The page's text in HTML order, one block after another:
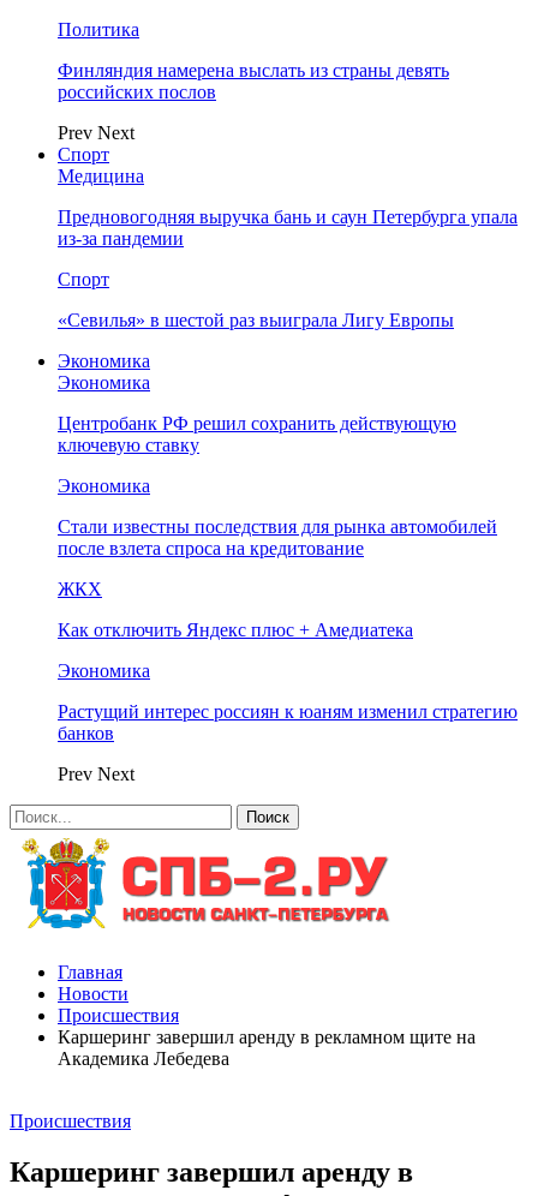
Политика
Финляндия намерена выслать из страны девять
российских послов
Prev Next
Спорт
Медицина
Предновогодняя выручка бань и саун Петербурга упала
из-за пандемии
Спорт
«Севилья» в шестой раз выиграла Лигу Европы
Экономика
Экономика
Центробанк РФ решил сохранить действующую
ключевую ставку
Экономика
Стали известны последствия для рынка автомобилей
после взлета спроса на кредитование
ЖКХ
Как отключить Яндекс плюс + Амедиатека
Экономика
Растущий интерес россиян к юаням изменил стратегию
банков
Prev Next
Главная
Новости
Происшествия
Каршеринг завершил аренду в рекламном щите на
Академика Лебедева
Происшествия
Каршеринг завершил аренду в